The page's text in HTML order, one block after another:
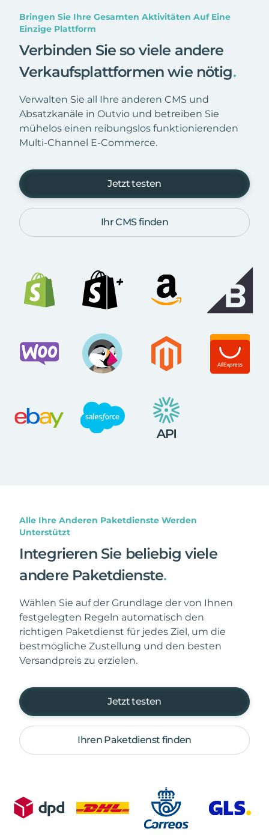
Bringen Sie Ihre Gesamten Aktivitäten Auf Eine
Einzige Plattform
Verbinden Sie so viele andere
Verkaufsplattformen wie nötig.
Verwalten Sie all Ihre anderen CMS und
Absatzkanäle in Outvio und betreiben Sie
mühelos einen reibungslos funktionierenden
Multi-Channel E-Commerce.
Jetzt testen
Ihr CMS finden
Alle Ihre Anderen Paketdienste Werden
Unterstützt
Integrieren Sie beliebig viele
andere Paketdienste.
Wählen Sie auf der Grundlage der von Ihnen
festgelegten Regeln automatisch den
richtigen Paketdienst für jedes Ziel, um die
bestmögliche Zustellung und den besten
Versandpreis zu erzielen.
Jetzt testen
Ihren Paketdienst finden